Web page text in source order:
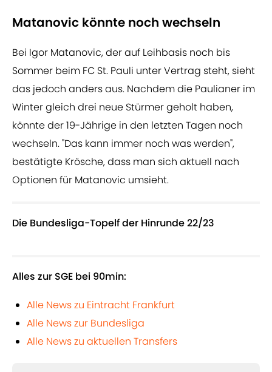
Matanovic könnte noch wechseln
Bei Igor Matanovic, der auf Leihbasis noch bis
Sommer beim FC St. Pauli unter Vertrag steht, sieht
das jedoch anders aus. Nachdem die Paulianer im
Winter gleich drei neue Stürmer geholt haben,
könnte der 19-Jährige in den letzten Tagen noch
wechseln. "Das kann immer noch was werden",
bestätigte Krösche, dass man sich aktuell nach
Optionen für Matanovic umsieht.
Die Bundesliga-Topelf der Hinrunde 22/23
Alles zur SGE bei 90min:
Alle News zu Eintracht Frankfurt
Alle News zur Bundesliga
Alle News zu aktuellen Transfers